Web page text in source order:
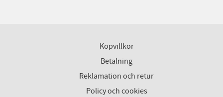
Köpvillkor
Betalning
Reklamation och retur
Policy och cookies